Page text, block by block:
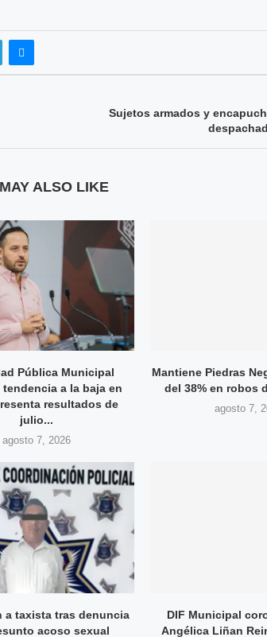
Sujetos armados y
ALSO LIKE
Pública Municipal
tendencia a la baja en
resultados de
julio...
agosto 7, 2026
Mantiene Piedras
del 38% en robos
agosto 7,
a taxista tras denuncia
acoso sexual
DIF Municipal
Angélica Liñan